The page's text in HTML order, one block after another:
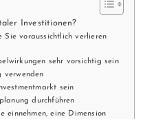
Investitionen?
Sie voraussichtlich verlieren
sehr vorsichtig sein
sein
durchführen
einnehmen, eine Dimension